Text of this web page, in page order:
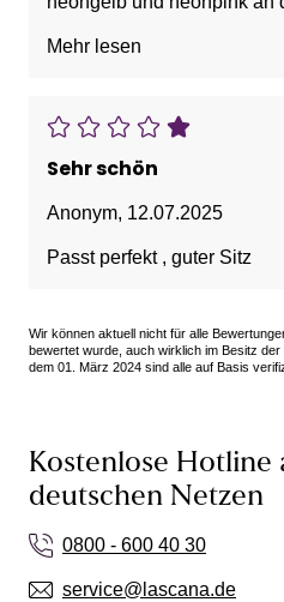
Nachdem der Bikini auch
da fürchterlich schlechte
Mehr lesen
Sehr schön
Anonym, 12.07.2025
Passt perfekt , guter Sitz
Wir können aktuell nicht für alle
bewertet wurde, auch wirklich im Besitz
dem 01. März 2024 sind alle auf Basis
Kostenlose Hotline
deutschen Netzen
0800 - 600 40 30
service@lascana.de